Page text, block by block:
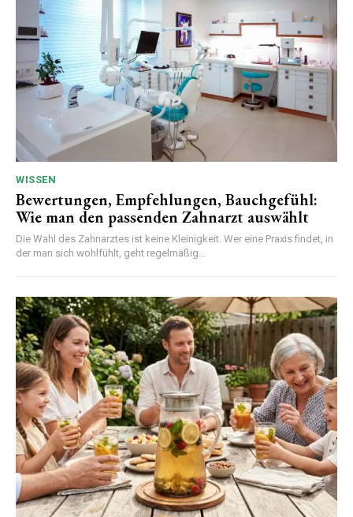
WISSEN
Bewertungen, Empfehlungen, Bauchgefühl:
Wie man den passenden Zahnarzt auswählt
Die Wahl des Zahnarztes ist keine Kleinigkeit. Wer eine Praxis findet, in
der man sich wohlfühlt, geht regelmäßig...